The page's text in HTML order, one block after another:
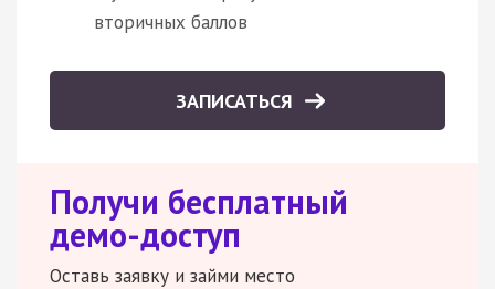
вторичных баллов
ЗАПИСАТЬСЯ
Получи бесплатный
демо-доступ
Оставь заявку и займи место